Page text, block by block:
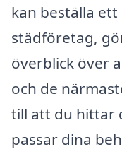
kan beställa
städföretag,
överblick över
och de
till att du hittar
passar dina